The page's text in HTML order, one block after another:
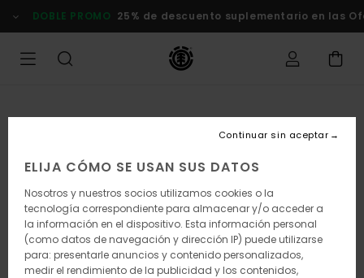
la
DOBLE PROMO 25% de descuento suplementario en las
ELIJA CÓMO SE USAN SUS DATOS
Nosotros y nuestros socios utilizamos cookies o la
tecnología correspondiente para almacenar y/o acceder a
la información en el dispositivo. Esta información personal
(como datos de navegación y dirección IP) puede utilizarse
para: presentarle anuncios y contenido personalizados,
medir el rendimiento de la publicidad y los contenidos,
Continuar sin aceptar